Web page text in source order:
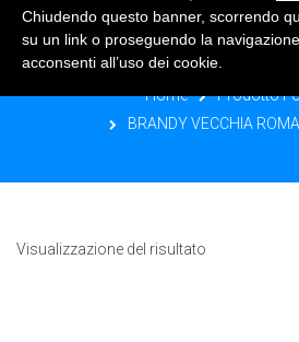
BRANDY VECCHIA
Home
Prodotto
BRANDY VECCHIA
Visualizzazione del risultato
Chiudendo questo banner, scorrendo
su un link o proseguendo la
acconsenti all’uso dei cookie.